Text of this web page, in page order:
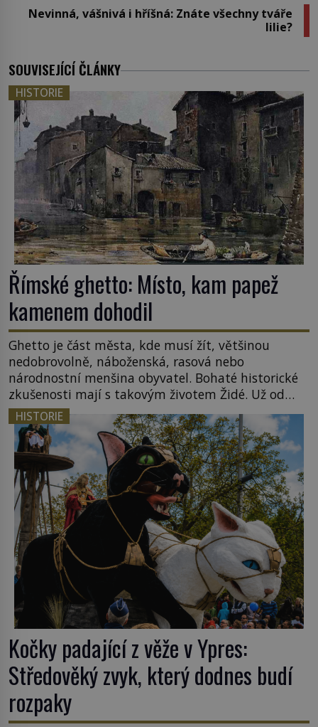
Nevinná, vášnivá i hříšná: Znáte všechny tváře
lilie?
SOUVISEJÍCÍ ČLÁNKY
HISTORIE
Římské ghetto: Místo, kam papež
kamenem dohodil
Ghetto je část města, kde musí žít, většinou
nedobrovolně, náboženská, rasová nebo
národnostní menšina obyvatel. Bohaté historické
zkušenosti mají s takovým životem Židé. Už od
středověku jsou totiž v každou chvíli nuceni v
nějakém žít. Mezi ty nejslavnější patří i římské
ghetto založené v roce 1555. Pokud jde o vztah
k Židům, nemá se Řím čím chlubit. […]
HISTORIE
Kočky padající z věže v Ypres:
Středověký zvyk, který dodnes budí
rozpaky